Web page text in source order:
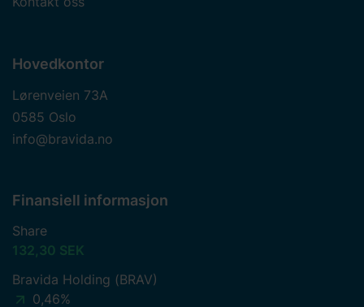
Hovedkontor
Lørenveien 73A
0585 Oslo
info@bravida.no
Finansiell informasjon
Share
132,30 SEK
Bravida Holding (BRAV)
0,46%